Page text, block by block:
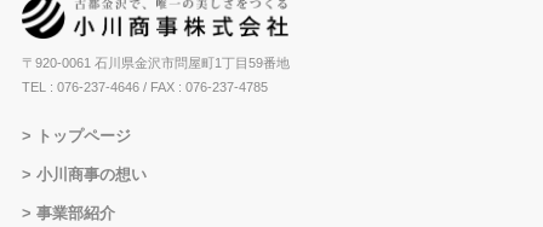
〒920-0061 石川県金沢市問屋町1丁目59番地
TEL : 076-237-4646/ FAX : 076-237-4785
トップページ
小川商事の想い
事業部紹介